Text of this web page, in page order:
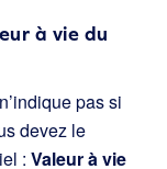
à vie du
pas si
devez le
: Valeur à vie